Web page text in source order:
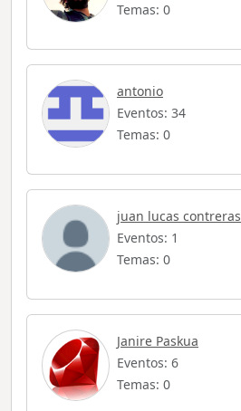
Temas: 0
antonio
Eventos: 34
Temas: 0
juan lucas contreras
Eventos: 1
Temas: 0
Janire Paskua
Eventos: 6
Temas: 0